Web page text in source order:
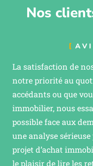
Nos
La satisfaction de
notre priorité au
accédants ou que
immobilier, nous
possible face aux
une analyse
projet d’achat
le plaisir de lire les